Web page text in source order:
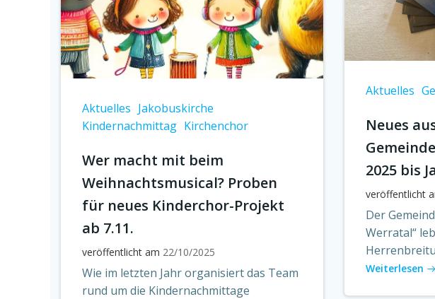
Aktuelles
Neues
2025 bis
veröffentlicht
Der
Werratal“
Weiterlesen
Aktuelles Jakobuskirche
Kindernachmittag Kirchenchor
Wer macht mit beim
Weihnachtsmusical? Proben
für neues Kinderchor-Projekt
ab 7.11.
veröffentlicht am 22/10/2025
Wie im letzten Jahr organisiert das Team
rund um die Kindernachmittage